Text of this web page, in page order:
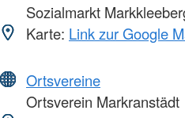
Sozialmarkt
Karte: Link zur Google
Ortsvereine
Ortsverein Markranstädt